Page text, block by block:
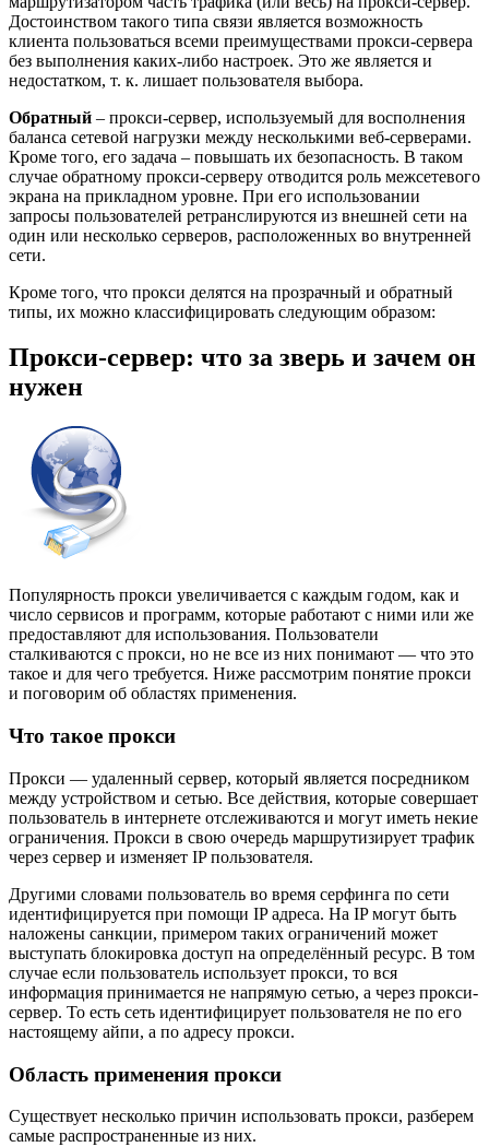
Достоинством такого типа связи является возможность
клиента пользоваться всеми преимуществами прокси-сервера
без выполнения каких-либо настроек. Это же является и
недостатком, т. к. лишает пользователя выбора.
Обратный – прокси-сервер, используемый для восполнения
баланса сетевой нагрузки между несколькими веб-серверами.
Кроме того, его задача – повышать их безопасность. В таком
случае обратному прокси-серверу отводится роль межсетевого
экрана на прикладном уровне. При его использовании
запросы пользователей ретранслируются из внешней сети на
один или несколько серверов, расположенных во внутренней
сети.
Кроме того, что прокси делятся на прозрачный и обратный
типы, их можно классифицировать следующим образом:
Прокси-сервер: что за зверь и зачем он
нужен
Популярность прокси увеличивается с каждым годом, как и
число сервисов и программ, которые работают с ними или же
предоставляют для использования. Пользователи
сталкиваются с прокси, но не все из них понимают — что это
такое и для чего требуется. Ниже рассмотрим понятие прокси
и поговорим об областях применения.
Что такое прокси
Прокси — удаленный сервер, который является посредником
между устройством и сетью. Все действия, которые совершает
пользователь в интернете отслеживаются и могут иметь некие
ограничения. Прокси в свою очередь маршрутизирует трафик
через сервер и изменяет IP пользователя.
Другими словами пользователь во время серфинга по сети
идентифицируется при помощи IP адреса. На IP могут быть
наложены санкции, примером таких ограничений может
выступать блокировка доступ на определённый ресурс. В том
случае если пользователь использует прокси, то вся
информация принимается не напрямую сетью, а через прокси-
сервер. То есть сеть идентифицирует пользователя не по его
настоящему айпи, а по адресу прокси.
Область применения прокси
Существует несколько причин использовать прокси, разберем
самые распространенные из них.